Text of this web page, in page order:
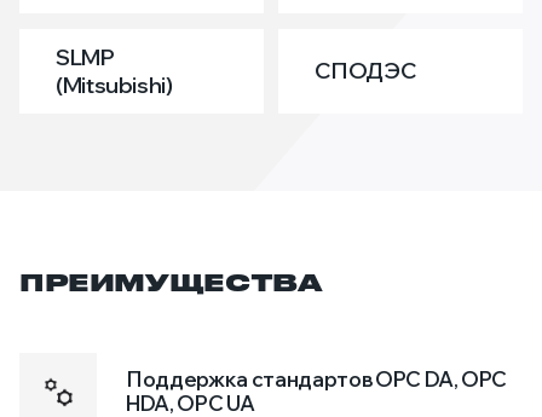
SLMP
(Mitsubishi)
СПОДЭС
ПРЕИМУЩЕСТВА
Поддержка стандартов OPC DA, OPC
HDA, OPC UA